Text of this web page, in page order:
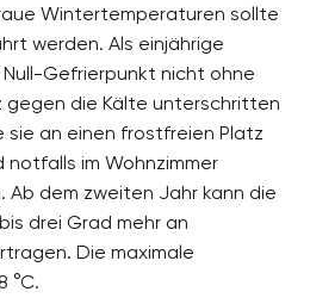
Wintertemperaturen sollte
werden. Als einjährige
Gefrierpunkt nicht ohne
gegen die Kälte unterschritten
sie an einen frostfreien Platz
im Wohnzimmer
Ab dem zweiten Jahr kann die
drei Grad mehr an
Die maximale
°C.